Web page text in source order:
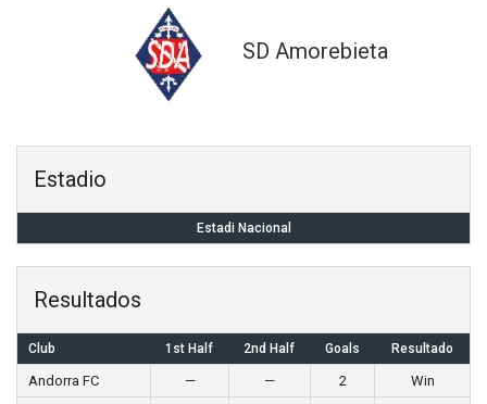
SD Amorebieta
Estadio
Estadi Nacional
Resultados
Club 1st Half 2nd Half Goals Resultado
Andorra FC — — 2
Win